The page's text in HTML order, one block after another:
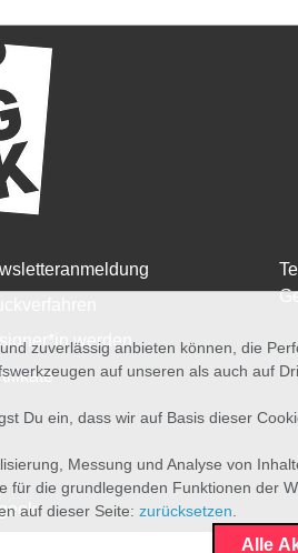
werden
zuverlässig anbieten können, die
auf unseren als auch auf
Du ein, dass wir auf Basis dieser
Messung und Analyse von
die grundlegenden Funktionen der
auf dieser Seite: zurücksetzen
Alle